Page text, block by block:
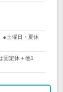
●土曜日・夏休
定休＋他1